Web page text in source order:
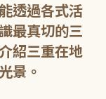
透過各式活
最真切的三
紹三重在地
景。